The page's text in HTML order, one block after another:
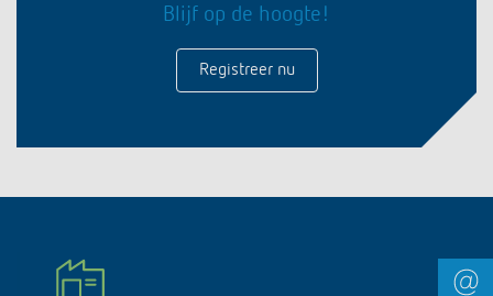
Blijf op de hoogte!
Registreer nu